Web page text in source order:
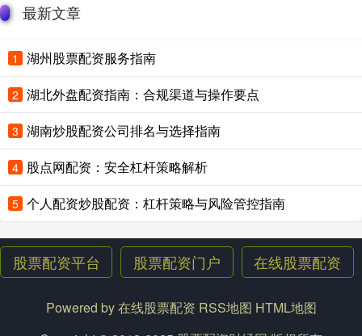
最新文章
1 湖州股票配资服务指南
2 湖北外盘配资指南：合规渠道与操作要点
3 湖南炒股配资公司排名与选择指南
4 股点网配资：安全杠杆策略解析
5 个人配资炒股配资：杠杆策略与风险管控指南
股票配资平台 股票配资门户 在线股票配资
Powered by在线股票配资 RSS地图 HTML地图